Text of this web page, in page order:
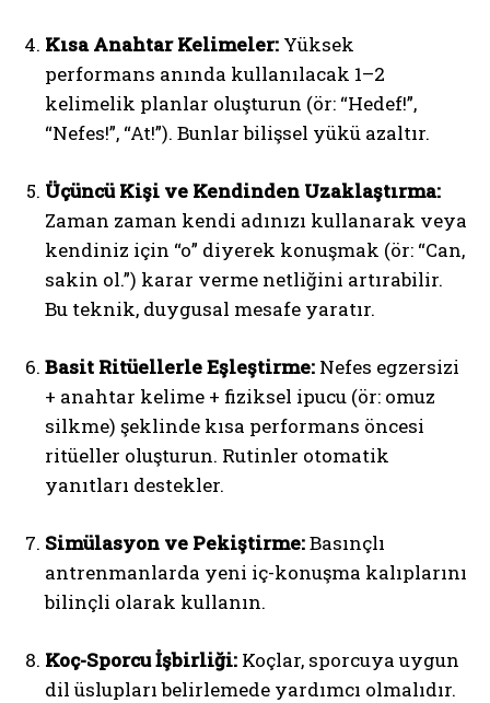
Kısa Anahtar Kelimeler: Yüksek
performans anında kullanılacak 1–2
kelimelik planlar oluşturun (ör: “Hedef!”,
“Nefes!”, “At!”). Bunlar bilişsel yükü azaltır.
Üçüncü Kişi ve Kendinden Uzaklaştırma:
Zaman zaman kendi adınızı kullanarak veya
kendiniz için “o” diyerek konuşmak (ör: “Can,
sakin ol.”) karar verme netliğini artırabilir.
Bu teknik, duygusal mesafe yaratır.
Basit Ritüellerle Eşleştirme: Nefes egzersizi
+ anahtar kelime + fiziksel ipucu (ör: omuz
silkme) şeklinde kısa performans öncesi
ritüeller oluşturun. Rutinler otomatik
yanıtları destekler.
Simülasyon ve Pekiştirme:Basınçlı
antrenmanlarda yeni iç-konuşma kalıplarını
bilinçli olarak kullanın.
Koç-Sporcu İşbirliği: Koçlar, sporcuya uygun
dil üslupları belirlemede yardımcı olmalıdır.